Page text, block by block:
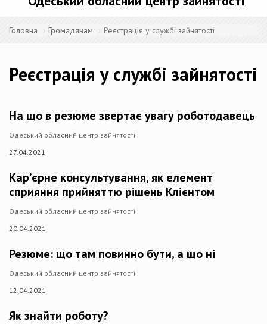
Головна Громадянам Реєстрація у службі зайнятості
Реєстрація у службі зайнятості
На що в резюме звертає увагу роботодавець
Одеський обласний центр зайнятості
27.04.2021
Кар’єрне консультування, як елемент
сприяння прийняттю рішень Клієнтом
Одеський обласний центр зайнятості
20.04.2021
Резюме: що там повинно бути, а що ні
Одеський обласний центр зайнятості
12.04.2021
Як знайти роботу?